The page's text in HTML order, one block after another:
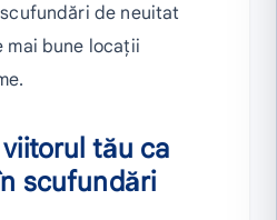
de neuitat
bune locații
tău ca
scufundări